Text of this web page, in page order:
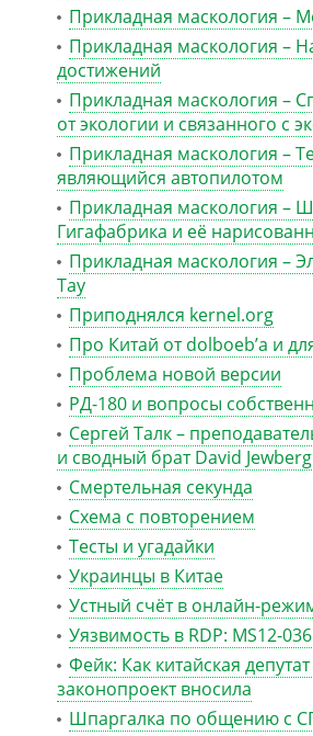
Прикладная маскология –
Прикладная маскология –
достижений
Прикладная маскология –
от экологии и связанного с
Прикладная маскология –
являющийся автопилотом
Прикладная маскология –
Гигафабрика и её
Прикладная маскология –
Тау
Приподнялся kernel.org
Про Китай от dolboeb’а и
Проблема новой версии
РД-180 и вопросы
Сергей Талк –
и сводный брат David Jewberg
Смертельная секунда
Схема с повторением
Тесты и угадайки
Украинцы в Китае
Устный счёт в онлайн-
Уязвимость в RDP: MS12-036
Фейк: Как китайская
законопроект вносила
Шпаргалка по общению с